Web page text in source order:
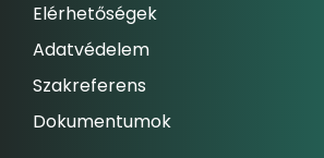
Elérhetőségek
Adatvédelem
Szakreferens
Dokumentumok